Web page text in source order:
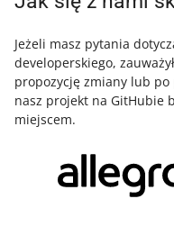
Jeżeli masz pytania
developerskiego,
propozycję zmiany lub
nasz projekt na GitHubie
miejscem.